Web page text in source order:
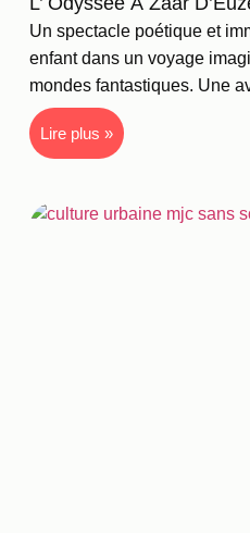
Un spectacle poétique et
enfant dans un voyage
mondes fantastiques. Une
Lire plus »